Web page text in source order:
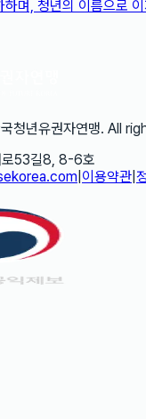
며, 청년의 이름으로
청년유권자연맹. All
로53길8, 8-6호
이용약관